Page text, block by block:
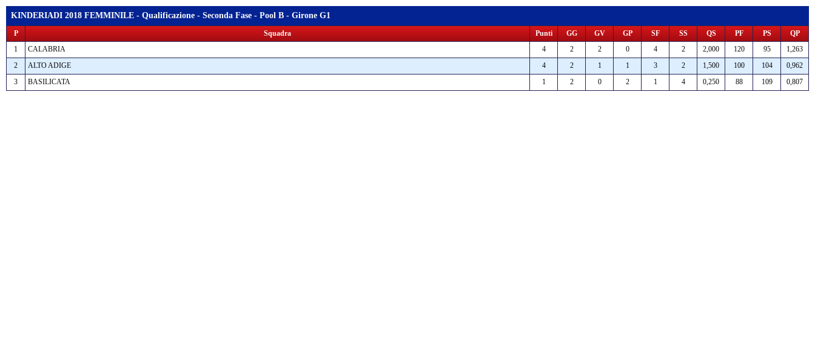
KINDERIADI 2018 FEMMINILE - Qualificazione - Seconda Fase - Pool B - Girone G1
P Squadra Punti GG GV GP SF SS QS PF PS
QP
1
CALABRIA 4 2 2 0 4 2 2,000 120 95
1,263
2
ALTO ADIGE 4 2 1 1 3 2 1,500 100 104
0,962
3
BASILICATA 1 2 0 2 1 4 0,250 88 109 0,807